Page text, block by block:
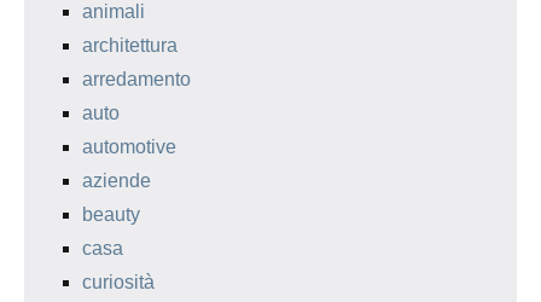
animali
architettura
arredamento
auto
automotive
aziende
beauty
casa
curiosità